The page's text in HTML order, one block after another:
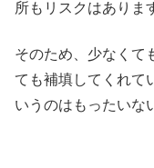
所もリスクはありま
そのため、少なくて
ても補填してくれて
いうのはもったいな